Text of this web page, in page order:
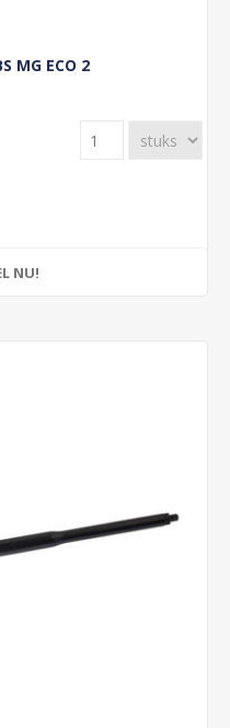
MG ECO 2
NU!